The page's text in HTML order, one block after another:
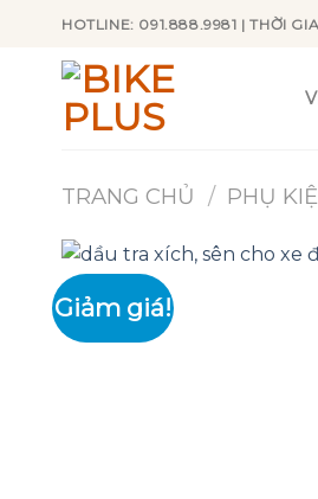
content
HOTLINE: 091.888.9981 | THỜI
TRANG CHỦ / PHỤ
Giảm giá!